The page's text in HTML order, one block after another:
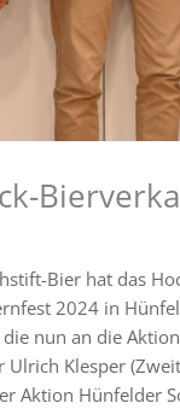
Bier hat das
2024 in
nun an die
Klesper
Aktion Hünfelder